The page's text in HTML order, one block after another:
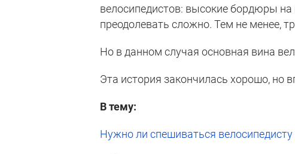
велосипедистов: высокие бордюры
преодолевать сложно. Тем не менее,
Но в данном случая основная вина
Эта история закончилась хорошо,
В тему:
Нужно ли спешиваться велосипедисту